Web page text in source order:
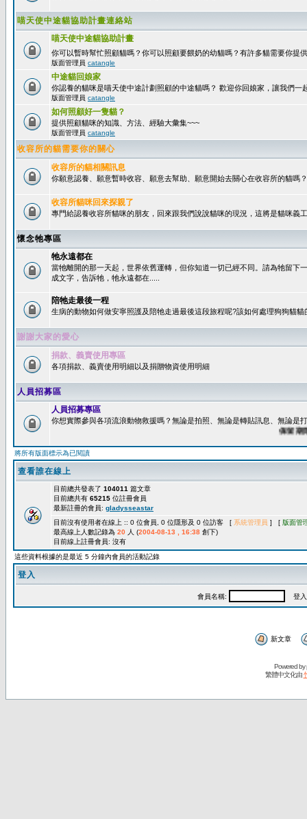
喵天使中途貓協助計畫連絡站
喵天使中途貓協助計畫
你可以暫時幫忙照顧貓嗎？你可以照顧要餵奶的幼貓嗎？有許多貓需要你提
版面管理員 catangle
中途貓回娘家
你認養的貓咪是喵天使中途計劃照顧的中途貓嗎？ 歡迎你回娘家，讓我們一
版面管理員 catangle
如何照顧好一隻貓？
提供照顧貓咪的知識、方法、經驗大彙集~~~
版面管理員 catangle
收容所的貓需要你的關心
收容所的貓相關訊息
你願意認養、願意暫時收容、願意去幫助、願意開始去關心在收容所的貓嗎？
收容所貓咪回來探親了
專門給認養收容所貓咪的朋友，回來跟我們說說貓咪的現況，這將是貓咪義
懷念牠專區
牠永遠都在
當牠離開的那一天起，世界依舊運轉，但你知道一切已經不同。請為牠留下
成文字，告訴牠，牠永遠都在.....
陪牠走最後一程
生病的動物如何做安寧照護及陪牠走過最後這段旅程呢?該如何處理狗狗貓貓
謝謝大家的愛心
捐款、義賣使用專區
各項捐款、義賣使用明細以及捐贈物資使用明細
人員招募區
人員招募專區
你想實際參與各項流浪動物救援嗎？無論是拍照、無論是轉貼訊息、無論是
保留期限：
將所有版面標示為已閱讀
查看誰在線上
目前總共發表了 104011 篇文章
目前總共有 65215 位註冊會員
最新註冊的會員: gladysseastar
目前沒有使用者在線上 :: 0 位會員, 0 位隱形及 0 位訪客 [ 系統管理員 ] [ 版面管
最高線上人數記錄為 20 人 (2004-08-13 , 16:38 創下)
目前線上註冊會員: 沒有
這些資料根據的是最近 5 分鐘內會員的活動記錄
登入
會員名稱: 登入
新文章
Powered by
繁體中文化由